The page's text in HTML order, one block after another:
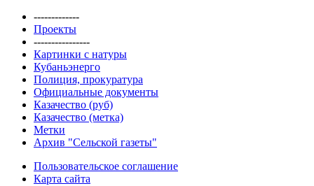
-------------
Проекты
----------------
Картинки с натуры
Кубаньэнерго
Полиция, прокуратура
Официальные документы
Казачество (руб)
Казачество (метка)
Метки
Архив "Сельской газеты"
Пользовательское соглашение
Карта сайта